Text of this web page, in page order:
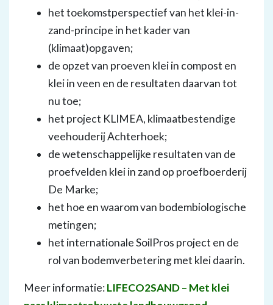
het toekomstperspectief van het klei-in-
zand-principe in het kader van
(klimaat)opgaven;
de opzet van proeven klei in compost en
klei in veen en de resultaten daarvan tot
nu toe;
het project KLIMEA, klimaatbestendige
veehouderij Achterhoek;
de wetenschappelijke resultaten van de
proefvelden klei in zand op proefboerderij
De Marke;
het hoe en waarom van bodembiologische
metingen;
het internationale SoilPros project en de
rol van bodemverbetering met klei daarin.
Meer informatie:LIFECO2SAND – Met klei